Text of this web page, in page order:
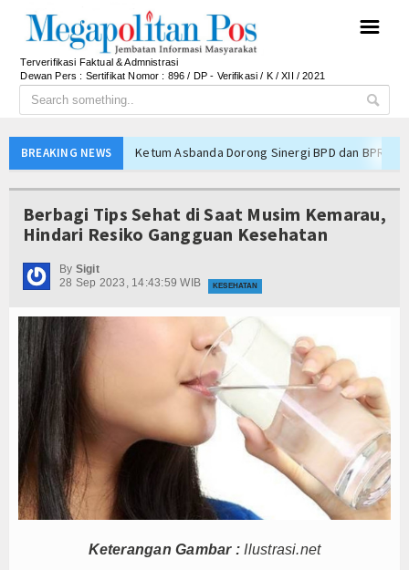
☰
Terverifikasi Faktual & Admnistrasi
Dewan Pers : Sertifikat Nomor : 896 / DP - Verifikasi / K / XII / 2021
BREAKING NEWS
Ketum Asbanda Dorong Sinergi BPD dan BPR
Mensos Gus Ipul Minta Pejabat Baru Fokus
PTPN I Percepat Optimalisasi Aset, Siapkan
Elim Tyu Samba Dampingi Ketua MPR RI Ziarah
Majalengka Siaga Narkoba, UNMA dan Bupati
Ketum Asbanda Tekankan KUB Bukan Cuma
Ketum Asbanda Dorong Sinergi BPD dan BPR
Hari Jadi Kabupaten Blitar ke-702 Pisowanan
Jejak Narkoba di Majalengka Terkuak, Polisi
Mensos Gus Ipul Minta Pejabat Baru Fokus
Kinerja BNI Melesat, Transformasi Digital dan
Perkuat Tata Kelola Pemerintahan dan
Berbagi Tips Sehat di Saat Musim Kemarau,
Hindari Resiko Gangguan Kesehatan
By Sigit
28 Sep 2023, 14:43:59 WIB
KESEHATAN
Keterangan Gambar : Ilustrasi.net